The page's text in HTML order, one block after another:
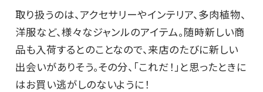
取り扱うのは、アクセサリーやインテリア、多肉植物、
洋服など、様々なジャンルのアイテム。随時新しい商
品も入荷するとのことなので、来店のたびに新しい
出会いがありそう。その分、「これだ！」と思ったときに
はお買い逃がしのないように！